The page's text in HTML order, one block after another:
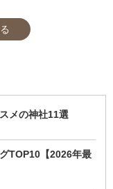
メの神社11選
TOP10【2026年最